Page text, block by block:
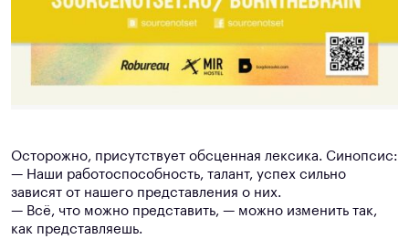
Осторожно, присутствует обсценная лексика. Синопсис:
— Наши работоспособность, талант, успех сильно
зависят от нашего представления о них.
— Всё, что можно представить, — можно изменить так,
как представляешь.